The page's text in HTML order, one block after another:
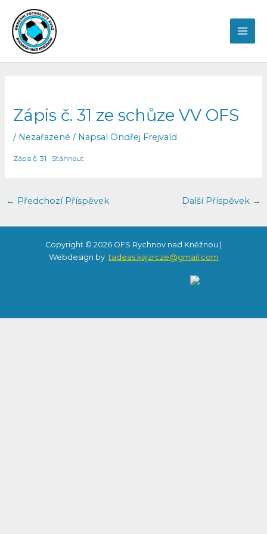
obsah
Zápis č. 31 ze schůze VV OFS
/ Nezařazené / Napsal Ondřej Frejvald
Zápis č. 31 Stáhnout
← Předchozí Příspěvek Další Příspěvek →
Copyright © 2026 OFS Rychnov nad Kněžnou |
Webdesign by tadeas.kajzrcze@gmail.com